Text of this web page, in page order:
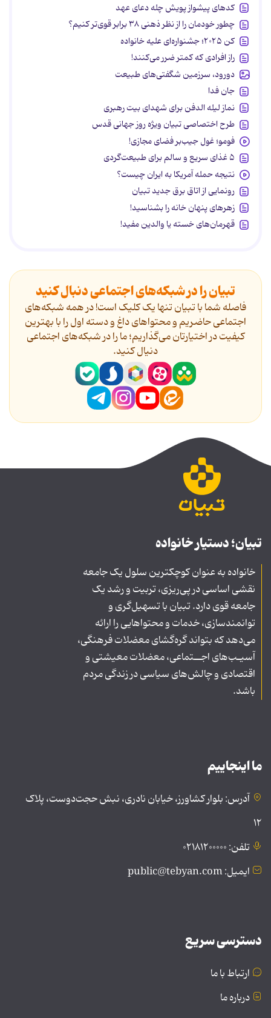
کدهای پیشواز پویش چله دعای عهد
چطور خودمان را از نظر ذهنی ۳۸ برابر قوی‌تر کنیم؟
کن ۲۰۲۵؛ جشنواره‌ای علیه خانواده
راز افرادی که کمتر ضرر می‌کنند!
دورود، سرزمین شگفتی‌های طبیعت
جان فدا
نماز لیله الدفن برای شهدای بیت رهبری
طرح اختصاصی تبیان ویژه روز جهانی قدس
فومو؛ غول جیب‌بر فضای مجازی!
۵ غذای سریع و سالم برای طبیعت‌گردی
نتیجه حمله آمریکا به ایران چیست؟
رونمایی از اتاق برق جدید تبیان
زهرهای پنهان خانه را بشناسید!
قهرمان‌های خسته یا والدین مفید!
تبیان را در شبکه‌های اجتماعی دنبال کنید
فاصله شما با تبیان تنها یک کلیک است! در همه شبکه‌های
اجتماعی حاضریم و محتواهای داغ و دسته اول را با بهترین
کیفیت در اختیارتان می‌گذاریم؛ ما را در شبکه‌های اجتماعی
دنیال کنید.
تبیان؛ دستیار خانواده
خانواده به عنوان کوچکترین سلول یک جامعه
نقشی اساسی در پی‌ریزی، تربیت و رشد یک
جامعه قوی دارد. تبیان با تسهیل‌گری و
توانمندسازی، خدمات و محتواهایی را ارائه
می‌دهد که بتواند گره‌گشای معضلات فرهنگی،
آسیـب‌های اجــتماعی، معضلات معیشتی و
اقتصادی و چالش‌های سیاسی در زندگی مردم
باشد.
ما اینجاییم
آدرس: بلوار کشاورز، خیابان نادری، نبش حجت‌دوست، پلاک
۱۲
تلفن: ۰۲۱۸۱۲۰۰۰۰۰
ایمیل: public@tebyan.com
دسترسی سریع
ارتباط با ما
درباره ما